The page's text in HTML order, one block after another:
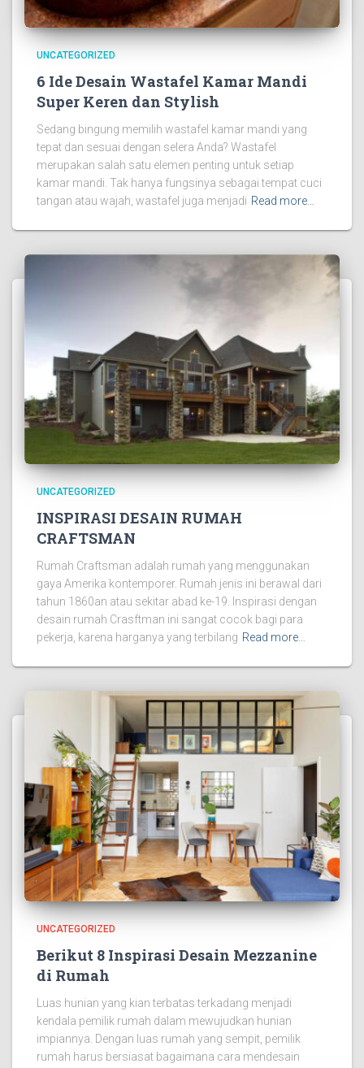
UNCATEGORIZED
6 Ide Desain Wastafel Kamar Mandi
Super Keren dan Stylish
Sedang bingung memilih wastafel kamar mandi yang
tepat dan sesuai dengan selera Anda? Wastafel
merupakan salah satu elemen penting untuk setiap
kamar mandi. Tak hanya fungsinya sebagai tempat cuci
tangan atau wajah, wastafel juga menjadi Read more…
UNCATEGORIZED
INSPIRASI DESAIN RUMAH
CRAFTSMAN
Rumah Craftsman adalah rumah yang menggunakan
gaya Amerika kontemporer. Rumah jenis ini berawal dari
tahun 1860an atau sekitar abad ke-19. Inspirasi dengan
desain rumah Crasftman ini sangat cocok bagi para
pekerja, karena harganya yang terbilang Read more…
UNCATEGORIZED
Berikut 8 Inspirasi Desain Mezzanine
di Rumah
Luas hunian yang kian terbatas terkadang menjadi
kendala pemilik rumah dalam mewujudkan hunian
impiannya. Dengan luas rumah yang sempit, pemilik
rumah harus bersiasat bagaimana cara mendesain